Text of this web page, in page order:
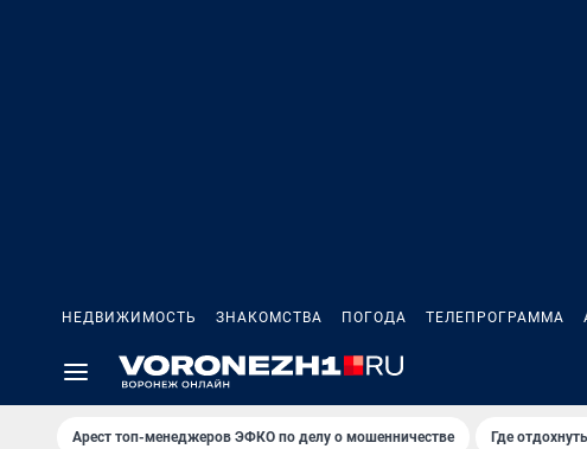
НЕДВИЖИМОСТЬ ЗНАКОМСТВА ПОГОДА ТЕЛЕПРОГРАММА
Арест топ-менеджеров ЭФКО по делу о мошенничестве Где